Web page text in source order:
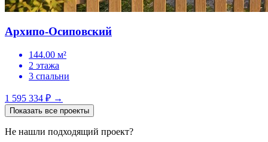
Архипо-Осиповский
144.00 м²
2 этажа
3 спальни
1 595 334 ₽ →
Показать все проекты
Не нашли подходящий проект?